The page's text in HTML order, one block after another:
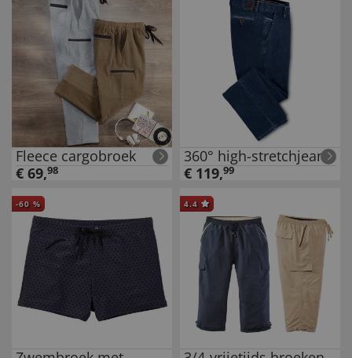
Fleece cargobroek
€ 69,98
360° high-stretchjeans
€ 119,99
-60 % 4.4